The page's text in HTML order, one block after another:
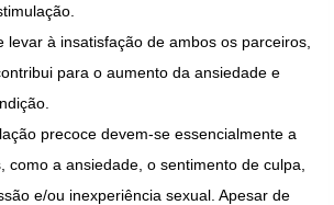
levar à insatisfação de ambos os parceiros,
para o aumento da ansiedade e
precoce devem-se essencialmente a
como a ansiedade, o sentimento de culpa,
e/ou inexperiência sexual. Apesar de